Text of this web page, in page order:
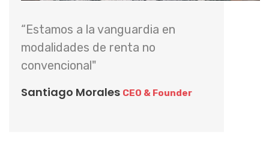
“Estamos a la vanguardia en
modalidades de renta no
convencional"
Santiago Morales CEO & Founder